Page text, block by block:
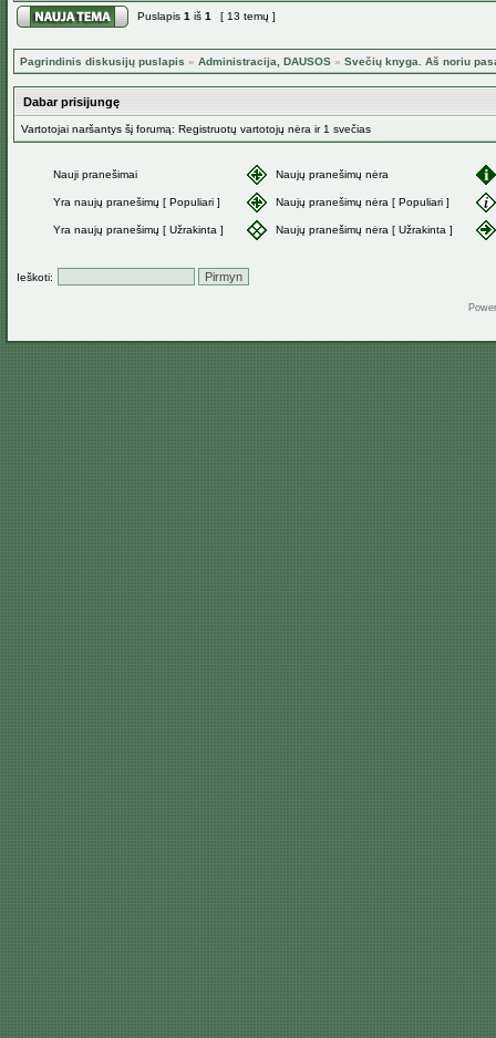
Puslapis 1 iš 1 [ 13 temų ]
Pagrindinis diskusijų puslapis » Administracija, DAUSOS » Svečių knyga. Aš noriu
Dabar prisijungę
Vartotojai naršantys šį forumą: Registruotų vartotojų nėra ir 1 svečias
Nauji pranešimai Naujų pranešimų nėra
Yra naujų pranešimų [ Populiari ] Naujų pranešimų nėra [ Populiari ]
Yra naujų pranešimų [ Užrakinta ] Naujų pranešimų nėra [ Užrakinta ]
Ieškoti: